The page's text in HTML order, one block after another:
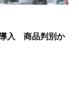
導入 商品判別か